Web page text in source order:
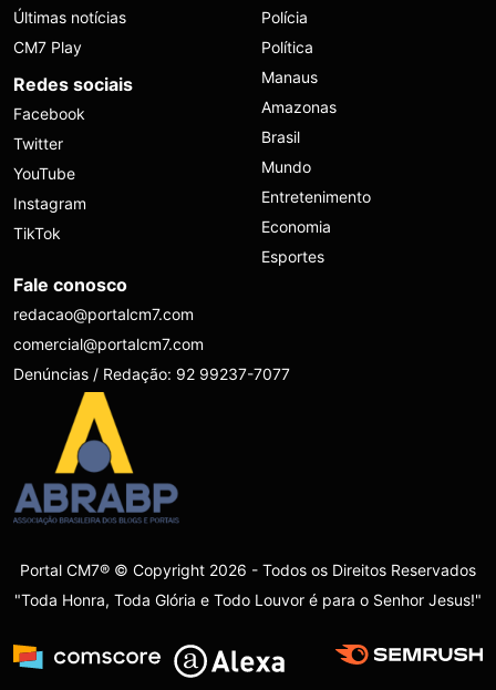
Últimas notícias
CM7 Play
Redes sociais
Facebook
Twitter
YouTube
Instagram
TikTok
Polícia
Política
Manaus
Amazonas
Brasil
Mundo
Entretenimento
Economia
Esportes
Fale conosco
redacao@portalcm7.com
comercial@portalcm7.com
Denúncias / Redação: 92 99237-7077
Portal CM7® © Copyright 2026 - Todos os Direitos Reservados
"Toda Honra, Toda Glória e Todo Louvor é para o Senhor Jesus!"